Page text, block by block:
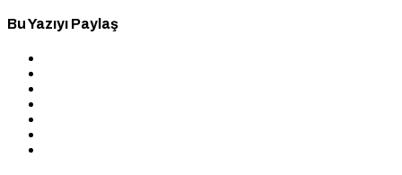
Bu Yazıyı Paylaş